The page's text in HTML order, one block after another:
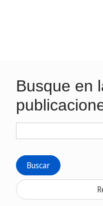
Busque en
Buscar